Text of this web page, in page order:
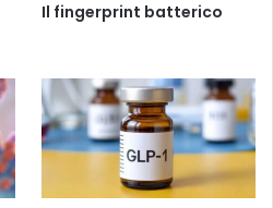
Il fingerprint batterico